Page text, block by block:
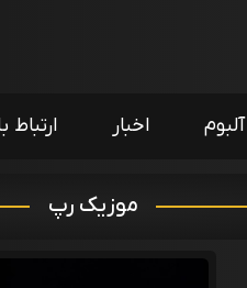
آلبوم اخبار ارتباط
موزیک رپ